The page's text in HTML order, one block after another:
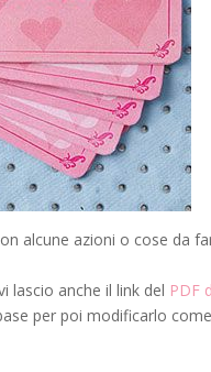
alcune azioni o cose da
lascio anche il link del PDF
per poi modificarlo